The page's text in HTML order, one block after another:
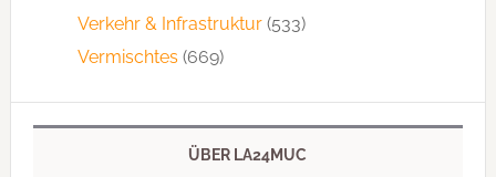
Verkehr & Infrastruktur(533)
Vermischtes (669)
ÜBER LA24MUC